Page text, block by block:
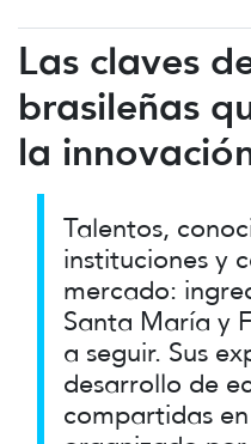
Las claves
brasileñas
la
Talentos,
instituciones y
mercado:
Santa María y
a seguir. Sus
desarrollo de
compartidas